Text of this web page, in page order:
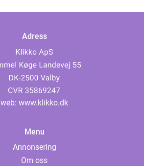
Adress
web: www.klikko.dk
Menu
Annonsering
Om oss